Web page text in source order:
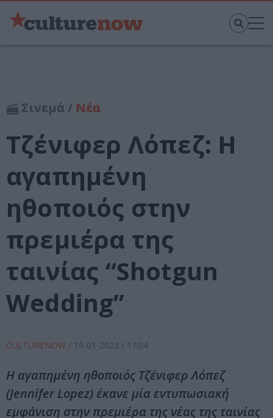
Σινεμά / Νέα
Τζένιφερ Λόπεζ: Η
αγαπημένη
ηθοποιός στην
πρεμιέρα της
ταινίας “Shotgun
Wedding”
CULTURENOW / 19-01-2023 / 17:04
Η αγαπημένη ηθοποιός Τζένιφερ Λόπεζ
(Jennifer Lopez) έκανε μία εντυπωσιακή
εμφάνιση στην πρεμιέρα της νέας της ταινίας